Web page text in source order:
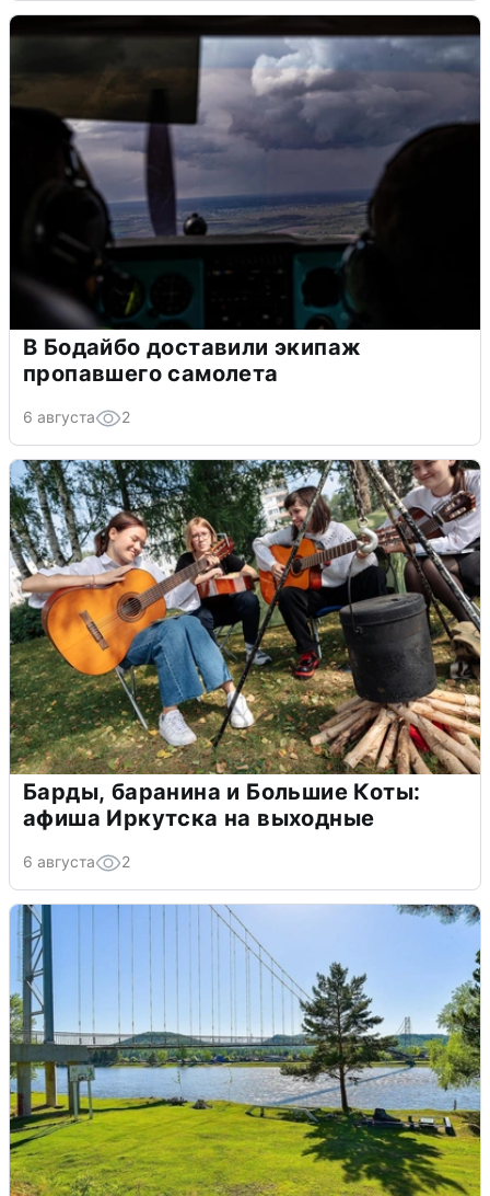
В Бодайбо доставили экипаж
пропавшего самолета
6 августа 2
Барды, баранина и Большие Коты:
афиша Иркутска на выходные
6 августа 2